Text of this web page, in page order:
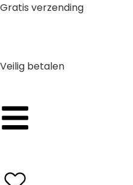
Gratis verzending
Veilig betalen